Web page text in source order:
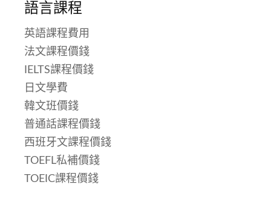
語言課程
英語課程費用
法文課程價錢
IELTS課程價錢
日文學費
韓文班價錢
普通話課程價錢
西班牙文課程價錢
TOEFL私補價錢
TOEIC課程價錢